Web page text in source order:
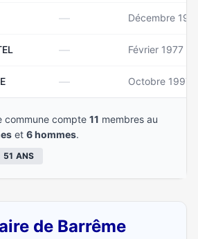
— Décembre
— Février 1977
— Octobre 1997
commune compte 11 membres au
et 6 hommes.
51 ANS
de Barrême